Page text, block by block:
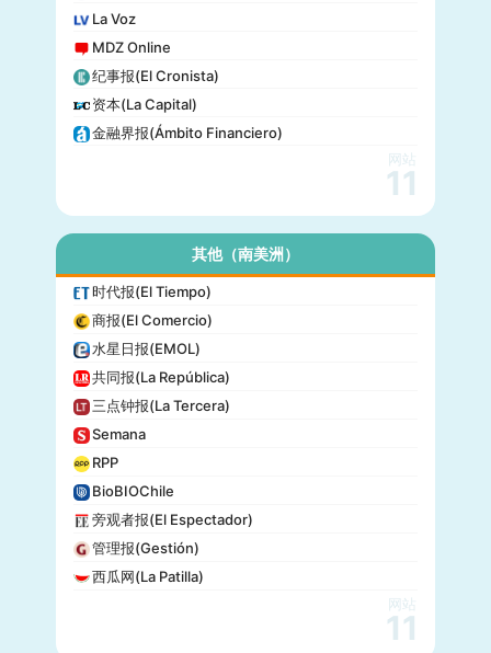
La Voz
MDZ Online
纪事报(El Cronista)
资本(La Capital)
金融界报(Ámbito Financiero)
网站
11
其他（南美洲）
时代报(El Tiempo)
商报(El Comercio)
水星日报(EMOL)
共同报(La República)
三点钟报(La Tercera)
Semana
RPP
BioBIOChile
旁观者报(El Espectador)
管理报(Gestión)
西瓜网(La Patilla)
网站
11